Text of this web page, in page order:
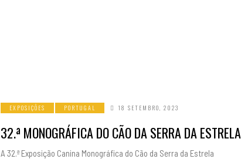
EXPOSIÇÕES PORTUGAL 18 SETEMBRO, 2023
32.ª MONOGRÁFICA DO CÃO DA SERRA DA ESTRELA
A 32.ª Exposição Canina Monográfica do Cão da Serra da Estrela